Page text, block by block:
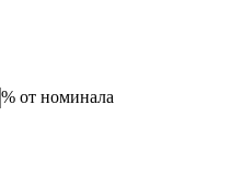
% от номинала